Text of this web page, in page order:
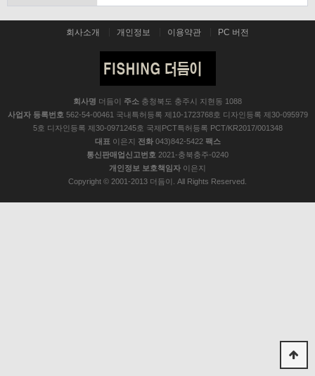
회사소개 개인정보 이용약관 PC 버전
회사명 더듬이 주소 충청북도 충주시 지현동 1088
사업자 등록번호 562-54-00461 국내특허등록 제10-1723768호 디자인등록 제30-095979
5호 디자인등록 제30-0971245호 국제PCT특허등록 PCT/KR2017/001348
대표 이은지 전화043)842-5422 팩스
통신판매업신고번호 2021-충북충주-0240
개인정보 보호책임자 이은지
Copyright © 2001-2013 더듬이. All Rights Reserved.